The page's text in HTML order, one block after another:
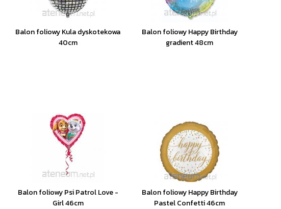
Balon foliowy Kula dyskotekowa
40cm
Balon foliowy Happy Birthday
gradient 48cm
Balon foliowy Psi Patrol Love -
Girl 46cm
Balon foliowy Happy Birthday
Pastel Confetti 46cm